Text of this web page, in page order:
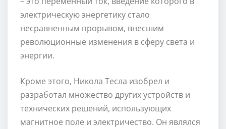
электрическую энергетику стало
несравненным прорывом, внесшим
революционные изменения в сферу света и
энергии.
Кроме этого, Никола Тесла изобрел и
разработал множество других устройств и
технических решений, использующих
магнитное поле и электричество. Он являлся